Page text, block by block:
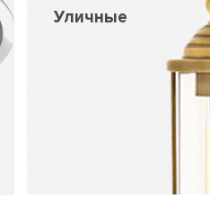
Уличные